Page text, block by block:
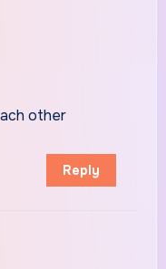
other
Reply